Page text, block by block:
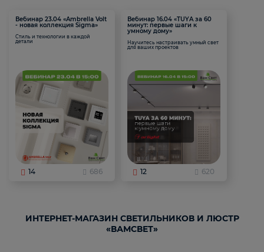
Вебинар 23.04 «Ambrella Volt
- новая коллекция Sigma»
Стиль и технологии в каждой
детали
14 686
Вебинар 16.04 «TUYA за 60
минут: первые шаги к
умному дому»
Научитесь настраивать умный свет
для ваших проектов
12 620
ИНТЕРНЕТ-МАГАЗИН СВЕТИЛЬНИКОВ И ЛЮСТР
«ВАМСВЕТ»